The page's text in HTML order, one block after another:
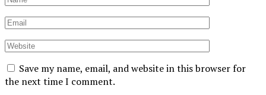
Save my name, email, and website in this browser for
the next time I comment.